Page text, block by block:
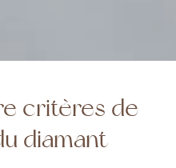
critères de
diamant